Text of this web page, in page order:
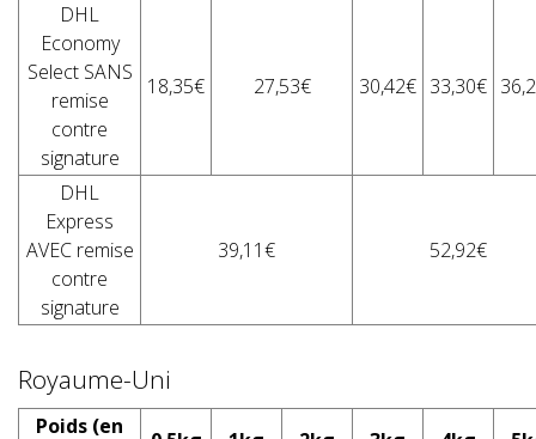
DHL
Economy
Select SANS
remise
contre
signature
18,35€ 27,53€ 30,42€ 33,30€
DHL
Express
AVEC remise
contre
signature
39,11€ 52,92€
Royaume-Uni
Poids (en